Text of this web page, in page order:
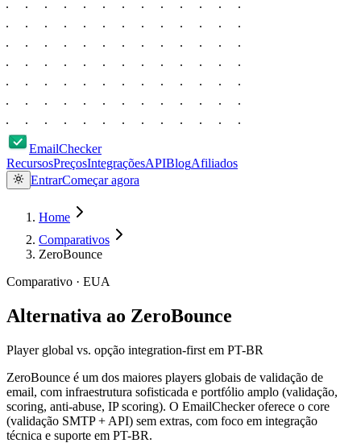
EmailChecker
RecursosPreçosIntegraçõesAPIBlogAfiliados
EntrarComeçar agora
Home
Comparativos
ZeroBounce
Comparativo · EUA
Alternativa ao ZeroBounce
Player global vs. opção integration-first em PT-BR
ZeroBounce é um dos maiores players globais de validação de
email, com infraestrutura sofisticada e portfólio amplo (validação,
scoring, anti-abuse, IP scoring). O EmailChecker oferece o core
(validação SMTP + API) sem extras, com foco em integração
técnica e suporte em PT-BR.